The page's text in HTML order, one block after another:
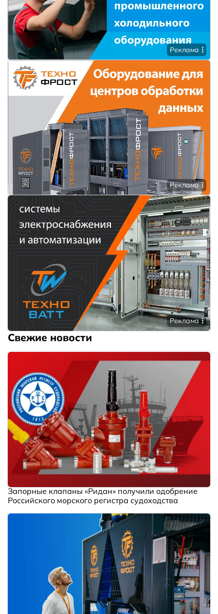
Реклама
Реклама
Реклама
Свежие новости
Запорные клапаны «Ридан» получили одобрение
Российского морского регистра судоходства